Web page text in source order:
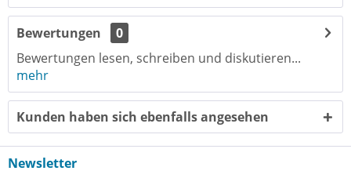
Bewertungen
0
Bewertungen lesen, schreiben und diskutieren...
mehr
Kunden haben sich ebenfalls angesehen
Newsletter